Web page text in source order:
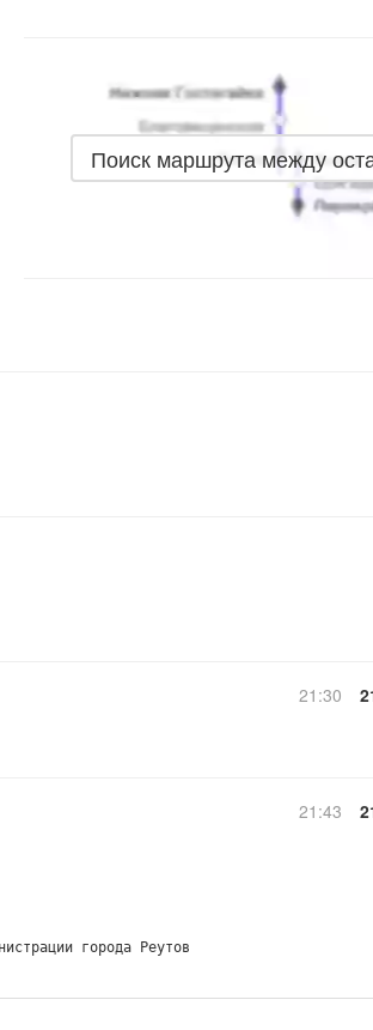
Поиск маршрута между
21:30
21:43
города Реутов